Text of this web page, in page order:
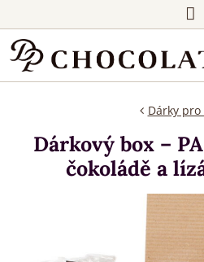
Dárky
Dárkový box –
čokoládě a